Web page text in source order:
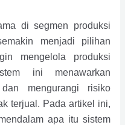
di segmen produksi
menjadi pilihan
mengelola produksi
ini menawarkan
mengurangi risiko
terjual. Pada artikel ini,
apa itu sistem